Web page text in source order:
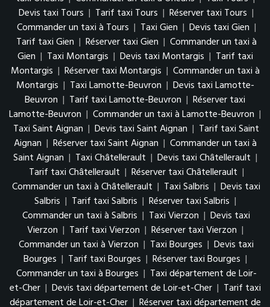
Devis taxi Tours | Tarif taxi Tours | Réserver taxi Tours |
Commander un taxi à Tours | Taxi Gien | Devis taxi Gien |
Tarif taxi Gien | Réserver taxi Gien | Commander un taxi à
Gien | Taxi Montargis | Devis taxi Montargis | Tarif taxi
Montargis | Réserver taxi Montargis | Commander un taxi à
Montargis | Taxi Lamotte-Beuvron | Devis taxi Lamotte-
Beuvron | Tarif taxi Lamotte-Beuvron | Réserver taxi
Lamotte-Beuvron | Commander un taxi à Lamotte-Beuvron |
Taxi Saint Aignan | Devis taxi Saint Aignan | Tarif taxi Saint
Aignan | Réserver taxi Saint Aignan | Commander un taxi à
Saint Aignan | Taxi Châtellerault | Devis taxi Châtellerault |
Tarif taxi Châtellerault | Réserver taxi Châtellerault |
Commander un taxi à Châtellerault | Taxi Salbris | Devis taxi
Salbris | Tarif taxi Salbris | Réserver taxi Salbris |
Commander un taxi à Salbris | Taxi Vierzon | Devis taxi
Vierzon | Tarif taxi Vierzon | Réserver taxi Vierzon |
Commander un taxi à Vierzon | Taxi Bourges | Devis taxi
Bourges | Tarif taxi Bourges | Réserver taxi Bourges |
Commander un taxi à Bourges | Taxi département de Loir-
et-Cher | Devis taxi département de Loir-et-Cher | Tarif taxi
département de Loir-et-Cher | Réserver taxi département de